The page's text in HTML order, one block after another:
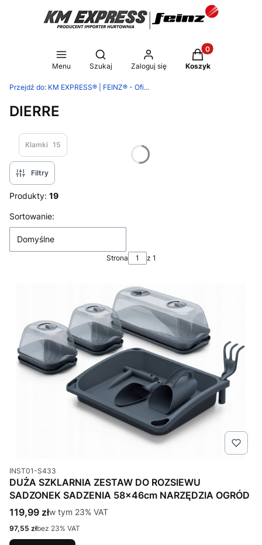
Menu
Otwórz wyszukiwarkę
Szukaj Zaloguj się
Produkty w
Koszyk
Przejdź do: KM EXPRESS® | FEINZ® - Oficjalny Sklep Producenta Okuć Budowlanych
DIERRE
Klamki 15
Filtry
Produkty: 19
Lista produktów
Sortowanie:
Domyślne
Strona z 1
Kod produktu
INST01-S433
DUŻA SZKLARNIA ZESTAW DO ROZSIEWU
SADZONEK SADZENIA 58x46cm NARZĘDZIA OGRÓD
Cena brutto
119,99 złw tym %s VAT
w tym 23% VAT
Cena netto
97,55 złbez 23% VAT